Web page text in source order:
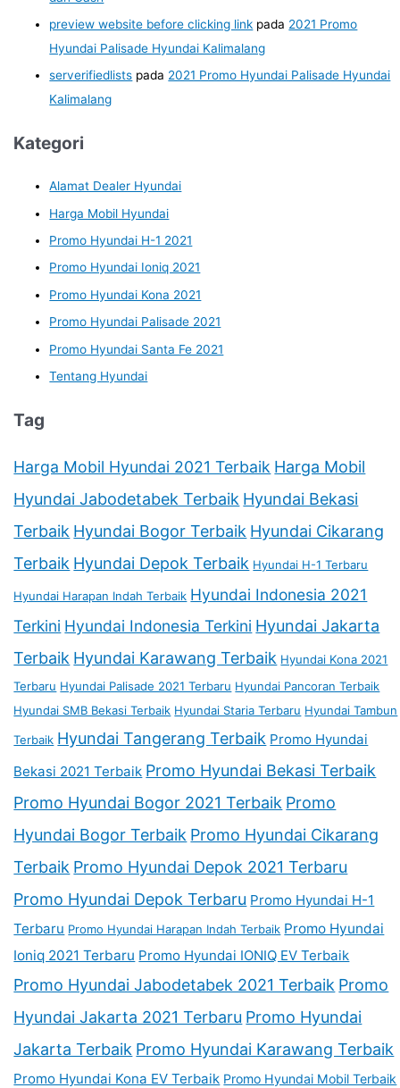
preview website before clicking link pada 2021 Promo
Hyundai Palisade Hyundai Kalimalang
serverifiedlists pada 2021 Promo Hyundai Palisade Hyundai
Kalimalang
Kategori
Alamat Dealer Hyundai
Harga Mobil Hyundai
Promo Hyundai H-1 2021
Promo Hyundai Ioniq 2021
Promo Hyundai Kona 2021
Promo Hyundai Palisade 2021
Promo Hyundai Santa Fe 2021
Tentang Hyundai
Tag
Harga Mobil Hyundai 2021 Terbaik Harga Mobil
Hyundai Jabodetabek Terbaik Hyundai Bekasi
Terbaik Hyundai Bogor Terbaik Hyundai Cikarang
Terbaik Hyundai Depok Terbaik Hyundai H-1 Terbaru
Hyundai Harapan Indah Terbaik Hyundai Indonesia 2021
Terkini Hyundai Indonesia Terkini Hyundai Jakarta
Terbaik Hyundai Karawang Terbaik Hyundai Kona 2021
Terbaru Hyundai Palisade 2021 Terbaru Hyundai Pancoran Terbaik
Hyundai SMB Bekasi Terbaik Hyundai Staria Terbaru Hyundai Tambun
Terbaik Hyundai Tangerang Terbaik Promo Hyundai
Bekasi 2021 Terbaik Promo Hyundai Bekasi Terbaik
Promo Hyundai Bogor 2021 Terbaik Promo
Hyundai Bogor Terbaik Promo Hyundai Cikarang
Terbaik Promo Hyundai Depok 2021 Terbaru
Promo Hyundai Depok Terbaru Promo Hyundai H-1
Terbaru Promo Hyundai Harapan Indah Terbaik Promo Hyundai
Ioniq 2021 Terbaru Promo Hyundai IONIQ EV Terbaik
Promo Hyundai Jabodetabek 2021 Terbaik Promo
Hyundai Jakarta 2021 Terbaru Promo Hyundai
Jakarta Terbaik Promo Hyundai Karawang Terbaik
Promo Hyundai Kona EV Terbaik Promo Hyundai Mobil Terbaik